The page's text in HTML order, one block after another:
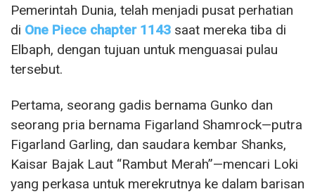
Pemerintah Dunia, telah menjadi pusat perhatian
di One Piece chapter 1143 saat mereka tiba di
Elbaph, dengan tujuan untuk menguasai pulau
tersebut.
Pertama, seorang gadis bernama Gunko dan
seorang pria bernama Figarland Shamrock—putra
Figarland Garling, dan saudara kembar Shanks,
Kaisar Bajak Laut “Rambut Merah”—mencari Loki
yang perkasa untuk merekrutnya ke dalam barisan